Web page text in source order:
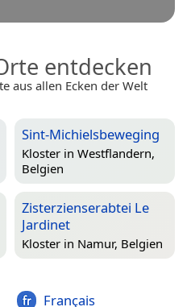
entdecken
aus allen Ecken der Welt
Sint-Michielsbeweging
Kloster in Westflandern,
Belgien
Zisterzienserabtei Le
Jardinet
Kloster in Namur, Belgien
Français